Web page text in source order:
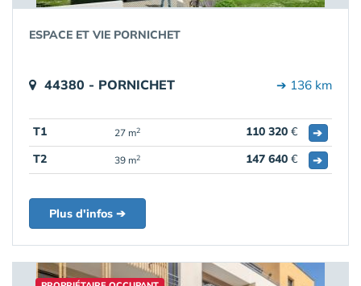
ESPACE ET VIE PORNICHET
44380 - PORNICHET ➔ 136 km
T1 27 m2 110 320 €
➔
T2
39 m2 147 640 € ➔
Plus d'infos ➔